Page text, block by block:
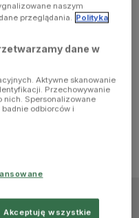
naszym
przeglądania. Polityka
dane w
Aktywne skanowanie
Przechowywanie
nich. Spersonalizowane
odbiorców i
Akceptuję wszystkie